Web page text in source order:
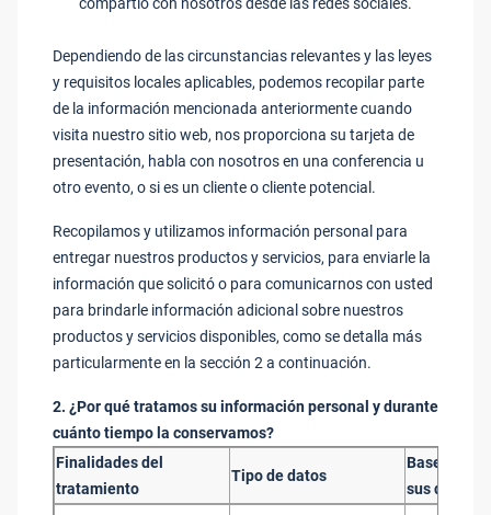
Dependiendo de las circunstancias relevantes y las leyes
y requisitos locales aplicables, podemos recopilar parte
de la información mencionada anteriormente cuando
visita nuestro sitio web, nos proporciona su tarjeta de
presentación, habla con nosotros en una conferencia u
otro evento, o si es un cliente o cliente potencial.
Recopilamos y utilizamos información personal para
entregar nuestros productos y servicios, para enviarle la
información que solicitó o para comunicarnos con usted
para brindarle información adicional sobre nuestros
productos y servicios disponibles, como se detalla más
particularmente en la sección 2 a continuación.
2. ¿Por qué tratamos su información personal y durante
cuánto tiempo la conservamos?
Finalidades del
tratamiento
Tipo de datos
Base legal
sus datos